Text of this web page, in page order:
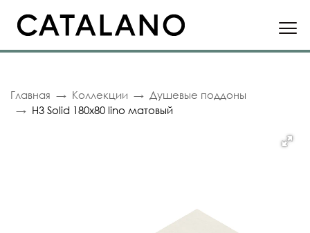
Главная Коллекции
Душевые поддоны
H3 Solid 180x80 lino матовый